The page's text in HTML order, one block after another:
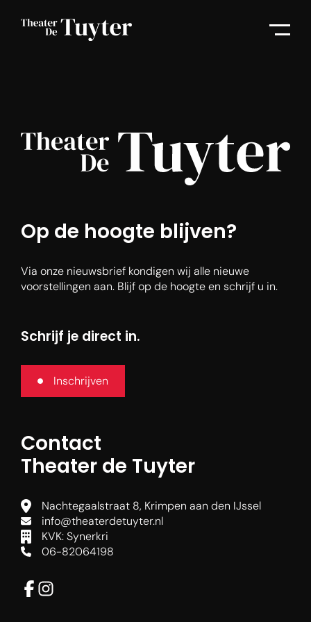
Agenda
Op de hoogte blijven?
Via onze nieuwsbrief kondigen wij alle nieuwe
voorstellingen aan. Blijf op de hoogte en schrijf u in.
Schrijf je direct in.
Inschrijven
Contact
Theater de Tuyter
Nachtegaalstraat 8, Krimpen aan den IJssel
info@theaterdetuyter.nl
KVK: Synerkri
06-82064198